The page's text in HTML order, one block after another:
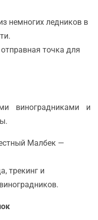
немногих ледников в
точка для
виноградниками и
Малбек —
трекинг и